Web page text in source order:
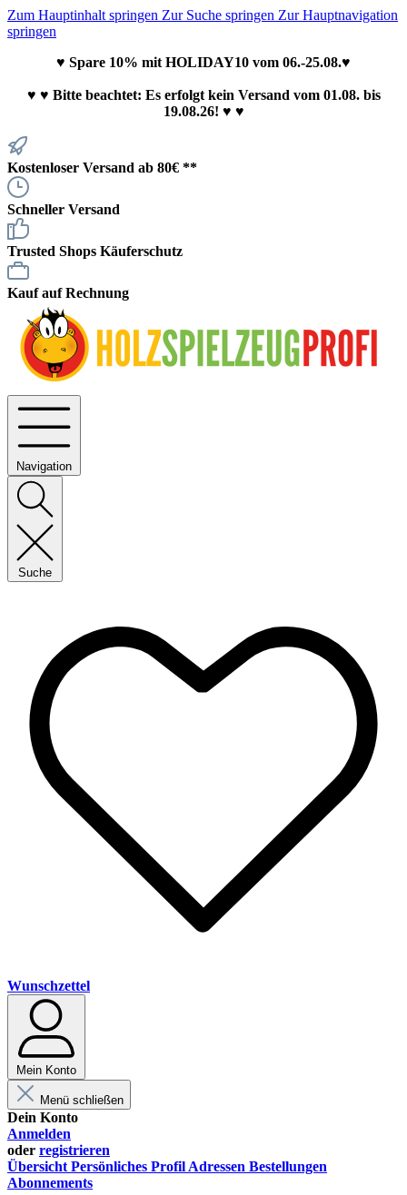
Zum Hauptinhalt springen Zur Suche springen Zur Hauptnavigation
springen
♥ Spare 10% mit HOLIDAY10 vom 06.-25.08.♥
♥ ♥ Bitte beachtet: Es erfolgt kein Versand vom 01.08. bis
19.08.26! ♥ ♥
Kostenloser Versand ab 80€ **
Schneller Versand
Trusted Shops Käuferschutz
Kauf auf Rechnung
Navigation
Suche
Wunschzettel
Mein Konto
Menü schließen
Dein Konto
Anmelden
oder registrieren
Übersicht Persönliches Profil Adressen Bestellungen
Abonnements